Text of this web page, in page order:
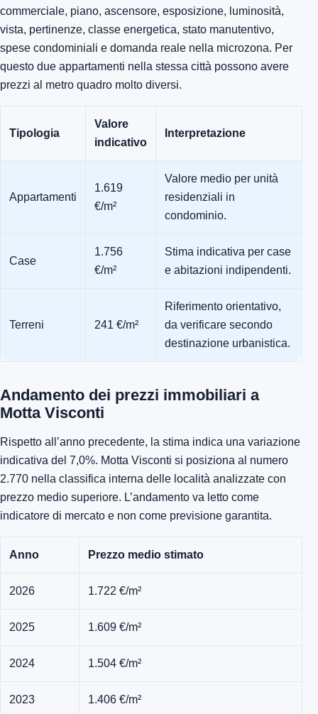
commerciale, piano, ascensore, esposizione, luminosità,
vista, pertinenze, classe energetica, stato manutentivo,
spese condominiali e domanda reale nella microzona. Per
questo due appartamenti nella stessa città possono avere
prezzi al metro quadro molto diversi.
Tipologia
Valore
indicativo
Interpretazione
Appartamenti
1.619
€/m²
Valore medio per unità
residenziali in
condominio.
Case
1.756
€/m²
Stima indicativa per case
e abitazioni indipendenti.
Terreni 241 €/m²
Riferimento orientativo,
da verificare secondo
destinazione urbanistica.
Andamento dei prezzi immobiliari a
Motta Visconti
Rispetto all’anno precedente, la stima indica una variazione
indicativa del 7,0%. Motta Visconti si posiziona al numero
2.770 nella classifica interna delle località analizzate con
prezzo medio superiore. L’andamento va letto come
indicatore di mercato e non come previsione garantita.
Anno Prezzo medio stimato
2026 1.722 €/m²
2025 1.609 €/m²
2024 1.504 €/m²
2023 1.406 €/m²